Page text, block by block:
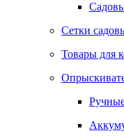
Сетки
Товары для